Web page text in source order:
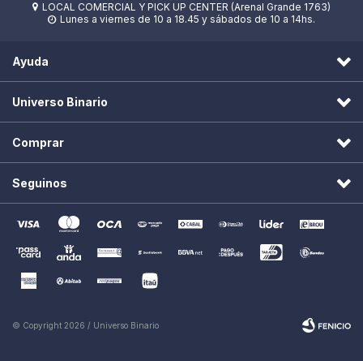
 LOCAL COMERCIAL Y PICK UP CENTER (Arenal Grande 1763)
 Lunes a viernes de 10 a 18.45 y sábados de 10 a 14hs.
Ayuda
Universo Binario
Comprar
Seguinos
© Copyright 2026 / Universo Binario